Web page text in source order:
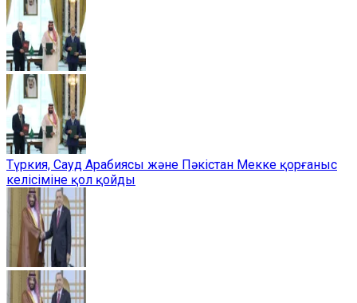
Түркия, Сауд Арабиясы және Пәкістан Мекке қорғаныс
келісіміне қол қойды